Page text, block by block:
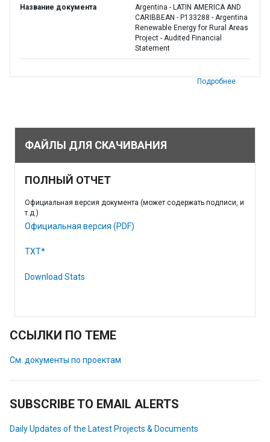
Название документа
Argentina - LATIN AMERICA AND
CARIBBEAN - P133288 - Argentina
Renewable Energy for Rural Areas
Project - Audited Financial
Statement
Подробнее
ФАЙЛЫ ДЛЯ СКАЧИВАНИЯ
ПОЛНЫЙ ОТЧЕТ
Официальная версия документа (может содержать подписи, и
т.д.)
Официальная версия (PDF)
TXT*
Download Stats
ССЫЛКИ ПО ТЕМЕ
См. документы по проектам
SUBSCRIBE TO EMAIL ALERTS
Daily Updates of the Latest Projects & Documents